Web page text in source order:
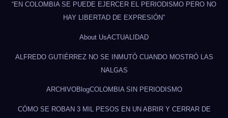
“EN COLOMBIA SE PUEDE EJERCER EL PERIODISMO PERO NO
HAY LIBERTAD DE EXPRESIÓN”
About UsACTUALIDAD
ALFREDO GUTIÉRREZ NO SE INMUTÓ CUANDO MOSTRÓ LAS
NALGAS
ARCHIVOBlogCOLOMBIA SIN PERIODISMO
CÓMO SE ROBAN 3 MIL PESOS EN UN ABRIR Y CERRAR DE